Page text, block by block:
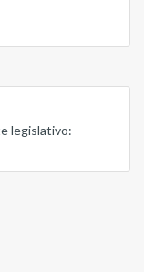
legislativo: